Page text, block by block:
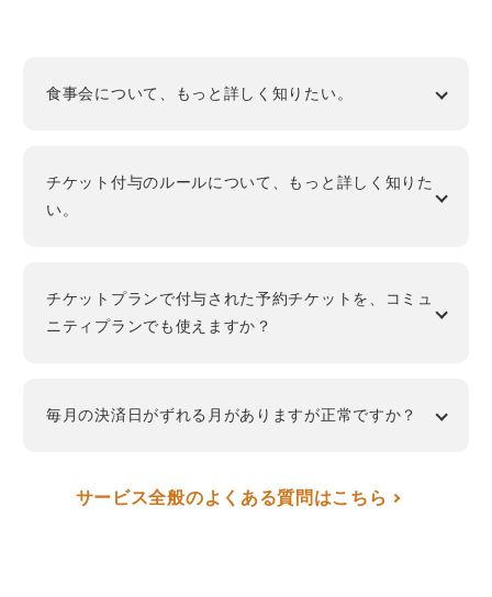
食事会について、もっと詳しく知りたい。
チケット付与のルールについて、もっと詳しく知りた
い。
チケットプランで付与された予約チケットを、コミュ
ニティプランでも使えますか？
毎月の決済日がずれる月がありますが正常ですか？
サービス全般のよくある質問はこちら